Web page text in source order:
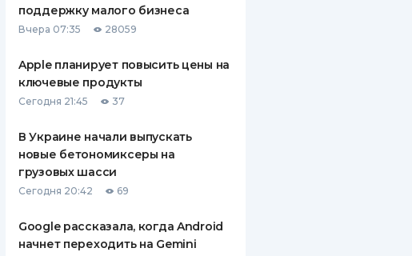
ПУТЕВОДИТЕЛИ ПО
ВСЕ СТРАХОВЫЕ ПОЛИСЫ
СТРАХОВЫЕ КОМПАНИИ
ОТЗЫВЫ О СТРАХОВЫХ
КОМПАНИЯХ
поддержку малого бизнеса
Вчера 07:35 28059
Apple планирует повысить цены на
ключевые продукты
Сегодня 21:45 37
В Украине начали выпускать
новые бетономиксеры на
грузовых шасси
Сегодня 20:42 69
Google рассказала, когда Android
начнет переходить на Gemini